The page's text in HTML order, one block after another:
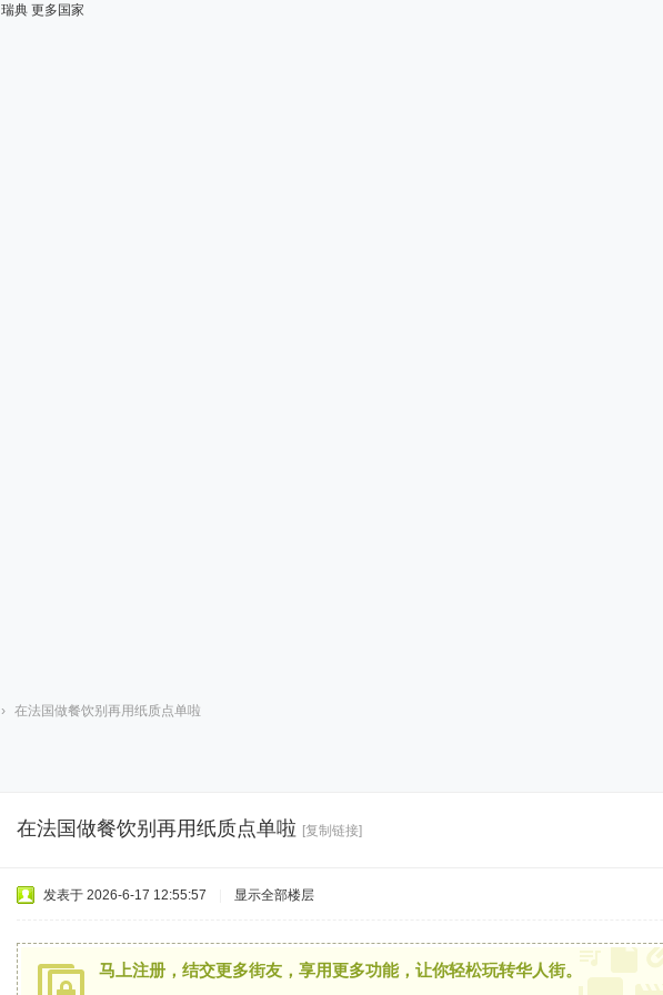
瑞典 更多国家
› 在法国做餐饮别再用纸质点单啦
在法国做餐饮别再用纸质点单啦 [复制链接]
发表于 2026-6-17 12:55:57 显示全部楼层
马上注册，结交更多街友，享用更多功能，让你轻松玩转华人街。